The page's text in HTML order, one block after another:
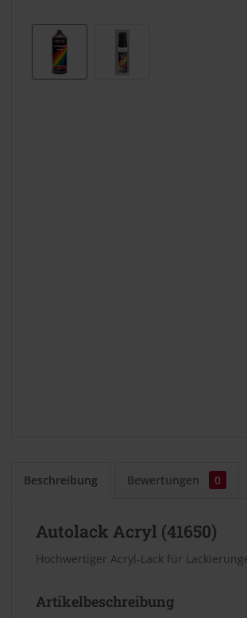
Beschreibung Bewertungen 0
Autolack Acryl (41650)
Hochwertiger Acryl-Lack für
Artikelbeschreibung